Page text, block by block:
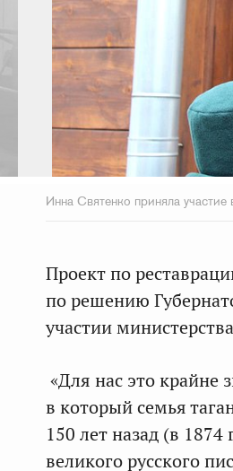
Инна Святенко приняла
Проект по
по решению
участии
«Для нас это крайне
в который семья
150 лет назад (в
великого русского